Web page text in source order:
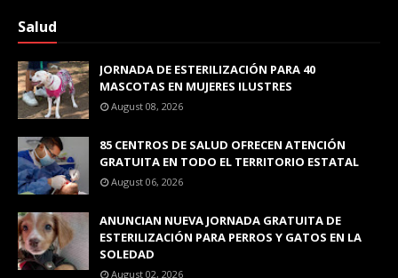
Salud
JORNADA DE ESTERILIZACIÓN PARA 40
MASCOTAS EN MUJERES ILUSTRES
August 08, 2026
85 CENTROS DE SALUD OFRECEN ATENCIÓN
GRATUITA EN TODO EL TERRITORIO ESTATAL
August 06, 2026
ANUNCIAN NUEVA JORNADA GRATUITA DE
ESTERILIZACIÓN PARA PERROS Y GATOS EN LA
SOLEDAD
August 02, 2026